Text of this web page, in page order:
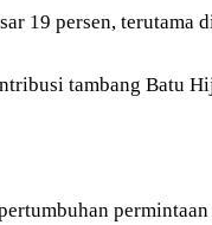
19 persen,
tambang Batu